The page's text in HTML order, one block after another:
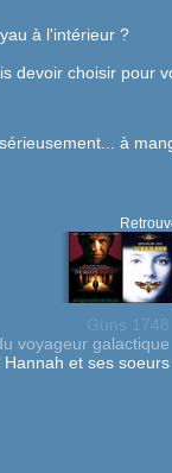
à l'intérieur ?
devoir choisir pour
à
Guns 1748
voyageur galactique
Hannah et ses soeurs